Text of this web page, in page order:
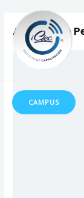
contenido
CAMPUS
Auxiliar en